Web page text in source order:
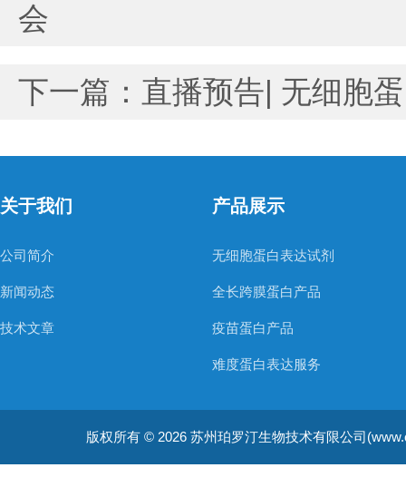
会
下一篇： 直播预告| 无细胞
关于我们
公司简介
新闻动态
技术文章
产品展示
无细胞蛋白表达试剂
全长跨膜蛋白产品
疫苗蛋白产品
难度蛋白表达服务
版权所有 © 2026 苏州珀罗汀生物技术有限公司